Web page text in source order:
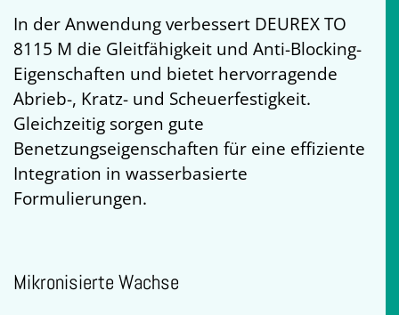
In der Anwendung verbessert DEUREX TO
8115 M die Gleitfähigkeit und Anti-Blocking-
Eigenschaften und bietet hervorragende
Abrieb-, Kratz- und Scheuerfestigkeit.
Gleichzeitig sorgen gute
Benetzungseigenschaften für eine effiziente
Integration in wasserbasierte
Formulierungen.
Mikronisierte Wachse